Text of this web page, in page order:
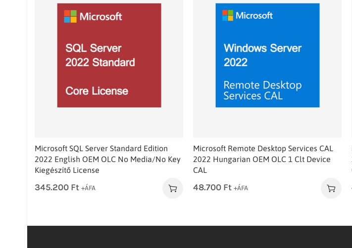
Microsoft SQL Server Standard Edition
2022 English OEM OLC No Media/No Key
Kiegészítő License
345.200 Ft +ÁFA
Microsoft Remote Desktop Services CAL
2022 Hungarian OEM OLC 1 Clt Device
CAL
48.700 Ft +ÁFA